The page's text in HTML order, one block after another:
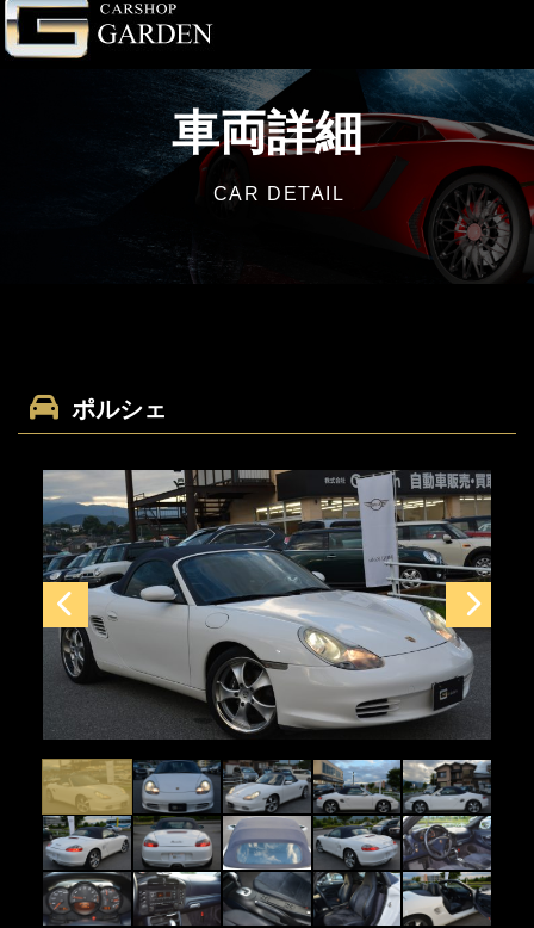
車両詳細
CAR DETAIL
ポルシェ